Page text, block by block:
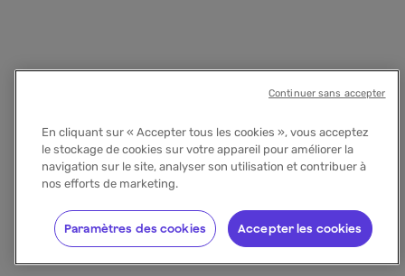
En cliquant sur « Accepter tous les cookies », vous acceptez
le stockage de cookies sur votre appareil pour améliorer la
navigation sur le site, analyser son utilisation et contribuer à
nos efforts de marketing.
Accepter les cookies
Paramètres des cookies
Continuer sans accepter